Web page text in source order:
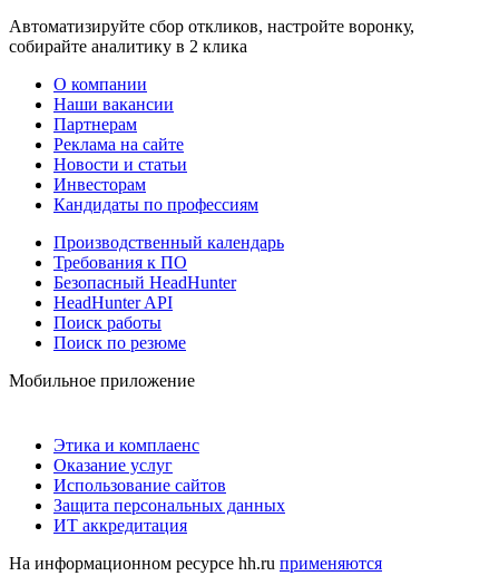
Автоматизируйте сбор откликов, настройте воронку,
собирайте аналитику в 2 клика
О компании
Наши вакансии
Партнерам
Реклама на сайте
Новости и статьи
Инвесторам
Кандидаты по профессиям
Производственный календарь
Требования к ПО
Безопасный HeadHunter
HeadHunter API
Поиск работы
Поиск по резюме
Мобильное приложение
Этика и комплаенс
Оказание услуг
Использование сайтов
Защита персональных данных
ИТ аккредитация
На информационном ресурсе hh.ru применяются